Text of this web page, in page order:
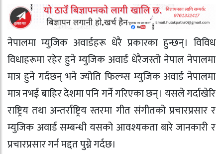
नेपालमा म्युजिक अवार्डहरू धेरै प्रकारका हुन्छन्। विविध
विधाहरूमा रहेर हुने म्युजिक अवार्ड धेरैजस्तो नेपाल नेपालमा
मात्र हुने गर्दछन् भने ज्योति फिल्म्स म्युजिक अवार्ड नेपालमा
मात्र नभई बाहिर देशमा पनि गर्ने गरिएका छन्। यसले गर्दाखेरि
राष्ट्रिय तथा अन्तर्राष्ट्रिय स्तरमा गीत संगीतको प्रचारप्रसार र
म्युजिक अवार्ड सम्बन्धी यसको आवश्यकता बारे जानकारी र
प्रचारप्रसार गर्न मद्दत पुग्ने गर्दछ।